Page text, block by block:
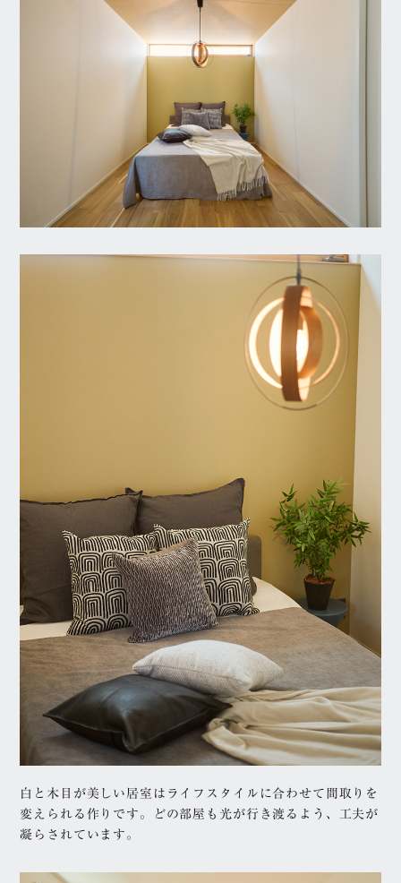
白と木目が美しい居室はライフスタイルに合わせて間取りを
変えられる作りです。どの部屋も光が行き渡るよう、工夫が
凝らされています。